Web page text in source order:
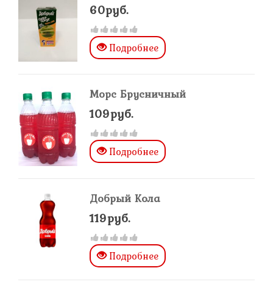
60руб.
Подробнее
Морс Брусничный
109руб.
Подробнее
Добрый Кола
119руб.
Подробнее